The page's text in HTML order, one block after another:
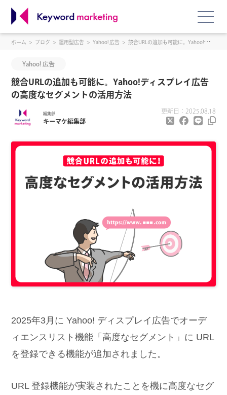
ホーム ブログ 運用型広告 Yahoo! 広告 競合URLの追加も可能に。Yahoo!ディスプレイ広告の高度なセグメントの活用方法
Yahoo! 広告
競合URLの追加も可能に。Yahoo!ディスプレイ広告
の高度なセグメントの活用方法
編集部
キーマケ編集部
更新日：2025.08.18
2025年3月に Yahoo! ディスプレイ広告でオーデ
ィエンスリスト機能「高度なセグメント」に URL
を登録できる機能が追加されました。
URL 登録機能が実装されたことを機に高度なセグ